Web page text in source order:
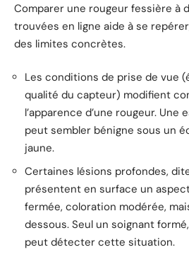
Comparer une rougeur fessière à
trouvées en ligne aide à se
des limites concrètes.
Les conditions de prise de vue
qualité du capteur) modifient
l’apparence d’une rougeur. Une
peut sembler bénigne sous un
jaune.
Certaines lésions profondes,
présentent en surface un
fermée, coloration modérée,
dessous. Seul un soignant
peut détecter cette situation.